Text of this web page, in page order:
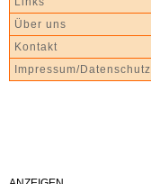
Über uns
Kontakt
Impressum/Datenschutz